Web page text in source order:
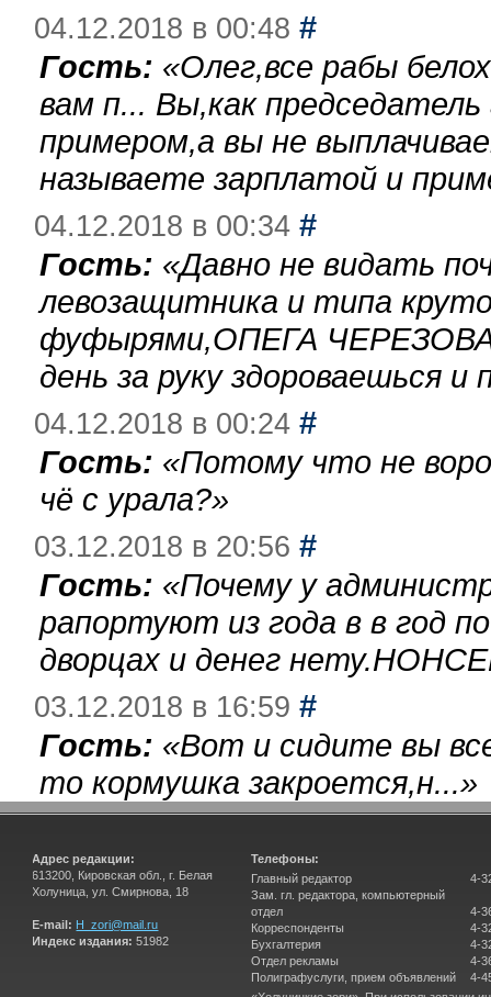
04.12.2018 в 00:48 #
Гость: «Олег,все рабы
вам п... Вы,как
примером,а вы не
называете зарплатой и
04.12.2018 в 00:34 #
Гость: «Давно не видать
левозащитника и типа
фуфырями,ОПЕГА
день за руку здороваешься
04.12.2018 в 00:24 #
Гость: «Потому что не
чё с урала?»
03.12.2018 в 20:56 #
Гость: «Почему у
рапортуют из года в в год
дворцах и денег
03.12.2018 в 16:59 #
Гость: «Вот и сидите вы
то кормушка закроется,н...»
Адрес редакции:
613200, Кировская обл., г. Белая
Холуница, ул. Смирнова, 18
E-mail: H_zori@mail.ru
Индекс издания: 51982
Телефоны:
Главный редактор
Зам. гл. редактора, компьютерный
отдел
Корреспонденты
Бухгалтерия
Отдел рекламы
Полиграфуслуги, прием объявлений
4-
4-
4-
4-
4-
4-